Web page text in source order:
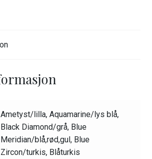
Ametyst/lilla, Aquamarine/lys blå,
Black Diamond/grå, Blue
Meridian/blå,rød,gul, Blue
Zircon/turkis, Blåturkis